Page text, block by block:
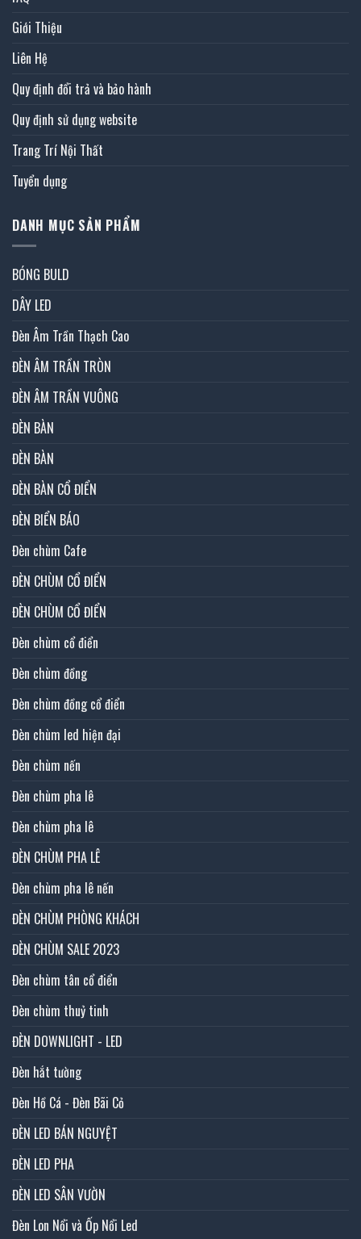
Giới Thiệu
Liên Hệ
Quy định đổi trả và bảo hành
Quy định sử dụng website
Trang Trí Nội Thất
Tuyển dụng
DANH MỤC SẢN PHẨM
BÓNG BULD
DÂY LED
Đèn Âm Trần Thạch Cao
ĐÈN ÂM TRẦN TRÒN
ĐÈN ÂM TRẦN VUÔNG
ĐÈN BÀN
ĐÈN BÀN
ĐÈN BÀN CỔ ĐIỂN
ĐÈN BIỂN BÁO
Đèn chùm Cafe
ĐÈN CHÙM CỔ ĐIỂN
ĐÈN CHÙM CỔ ĐIỂN
Đèn chùm cổ điển
Đèn chùm đồng
Đèn chùm đồng cổ điển
Đèn chùm led hiện đại
Đèn chùm nến
Đèn chùm pha lê
Đèn chùm pha lê
ĐÈN CHÙM PHA LÊ
Đèn chùm pha lê nến
ĐÈN CHÙM PHÒNG KHÁCH
ĐÈN CHÙM SALE 2023
Đèn chùm tân cổ điển
Đèn chùm thuỷ tinh
ĐÈN DOWNLIGHT - LED
Đèn hắt tường
Đèn Hồ Cá - Đèn Bãi Cỏ
ĐÈN LED BÁN NGUYỆT
ĐÈN LED PHA
ĐÈN LED SÂN VƯỜN
Đèn Lon Nổi và Ốp Nổi Led